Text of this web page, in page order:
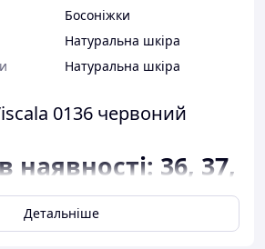
Босоніжки
Натуральна шкіра
Натуральна шкіра
0136 червоний
наявності: 36, 37,
38, 39, 40.
розміру до
Детальніше